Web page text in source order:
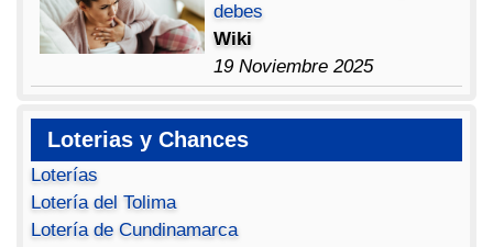
debes
Wiki
19 Noviembre 2025
Loterias y Chances
Loterías
Lotería del Tolima
Lotería de Cundinamarca